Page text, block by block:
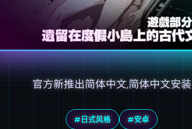
官方新推出简体中文,简体中文安装
#日式风格 #安卓